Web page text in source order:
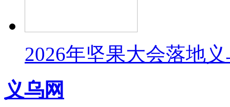
2026年坚果大会落地
义乌网